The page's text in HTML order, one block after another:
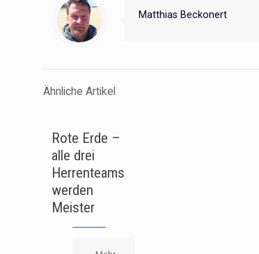
Matthias Beckonert
Ähnliche Artikel
Rote Erde –
alle drei
Herrenteams
werden
Meister